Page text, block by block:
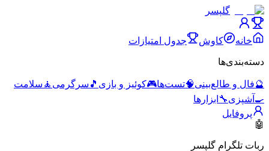
گلپسر
خانه کاوش جدول امتیازات
دسته‌بندی‌ها
🔮فال و طالع‌بینی🧠تست‌ها🎮کوئیز و بازی 🎵 سرگرمی 🧘 سلامت
🍳 آشپزی🔧 ابزارها
پروفایل
🤖
ربات تلگرام گلپسر